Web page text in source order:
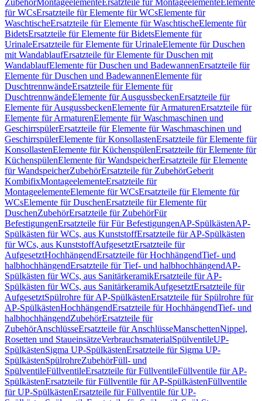
ZubehörMontageelementeErsatzteile für MontageelementeElemente
für WCsErsatzteile für Elemente für WCsElemente für
WaschtischeErsatzteile für Elemente für WaschtischeElemente für
BidetsErsatzteile für Elemente für BidetsElemente für
UrinaleErsatzteile für Elemente für UrinaleElemente für Duschen
mit WandablaufErsatzteile für Elemente für Duschen mit
WandablaufElemente für Duschen und BadewannenErsatzteile für
Elemente für Duschen und BadewannenElemente für
DuschtrennwändeErsatzteile für Elemente für
DuschtrennwändeElemente für AusgussbeckenErsatzteile für
Elemente für AusgussbeckenElemente für ArmaturenErsatzteile für
Elemente für ArmaturenElemente für Waschmaschinen und
GeschirrspülerErsatzteile für Elemente für Waschmaschinen und
GeschirrspülerElemente für KonsollastenErsatzteile für Elemente für
KonsollastenElemente für KüchenspülenErsatzteile für Elemente für
KüchenspülenElemente für WandspeicherErsatzteile für Elemente
für WandspeicherZubehörErsatzteile für ZubehörGeberit
KombifixMontageelementeErsatzteile für
MontageelementeElemente für WCsErsatzteile für Elemente für
WCsElemente für DuschenErsatzteile für Elemente für
DuschenZubehörErsatzteile für ZubehörFür
BefestigungenErsatzteile für Für BefestigungenAP-SpülkästenAP-
Spülkästen für WCs, aus KunststoffErsatzteile für AP-Spülkästen
für WCs, aus KunststoffAufgesetztErsatzteile für
AufgesetztHochhängendErsatzteile für HochhängendTief- und
halbhochhängendErsatzteile für Tief- und halbhochhängendAP-
Spülkästen für WCs, aus SanitärkeramikErsatzteile für AP-
Spülkästen für WCs, aus SanitärkeramikAufgesetztErsatzteile für
AufgesetztSpülrohre für AP-SpülkästenErsatzteile für Spülrohre für
AP-SpülkästenHochhängendErsatzteile für HochhängendTief- und
halbhochhängendZubehörErsatzteile für
ZubehörAnschlüsseErsatzteile für AnschlüsseManschettenNippel,
Rosetten und StaueinsätzeVerbrauchsmaterialSpülventileUP-
SpülkästenSigma UP-SpülkästenErsatzteile für Sigma UP-
SpülkästenSpülrohreZubehörFüll- und
SpülventileFüllventileErsatzteile für FüllventileFüllventile für AP-
SpülkästenErsatzteile für Füllventile für AP-SpülkästenFüllventile
für UP-SpülkästenErsatzteile für Füllventile für UP-